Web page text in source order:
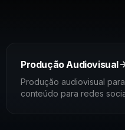
Produção Audiovisual
Produção audiovisual
conteúdo para redes